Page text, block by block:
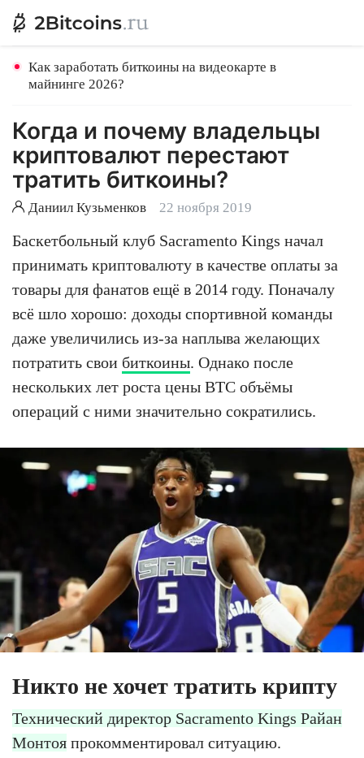
Как заработать биткоины на видеокарте в
майнинге 2026?
Когда и почему владельцы
криптовалют перестают
тратить биткоины?
Даниил Кузьменков 22 ноября 2019
Баскетбольный клуб Sacramento Kings начал
принимать криптовалюту в качестве оплаты за
товары для фанатов ещё в 2014 году. Поначалу
всё шло хорошо: доходы спортивной команды
даже увеличились из-за наплыва желающих
потратить свои биткоины. Однако после
нескольких лет роста цены BTC объёмы
операций с ними значительно сократились.
Никто не хочет тратить крипту
Технический директор Sacramento Kings Райан
Монтоя прокомментировал ситуацию.